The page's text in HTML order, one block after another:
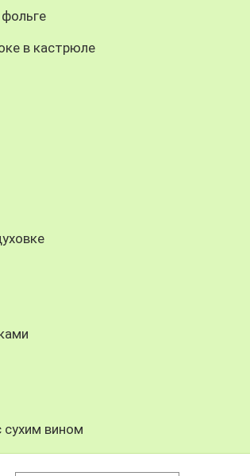
в кастрюле
вином